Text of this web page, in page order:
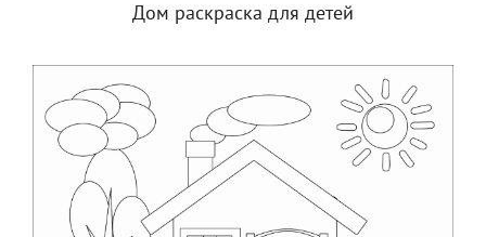
Дом раскраска для детей